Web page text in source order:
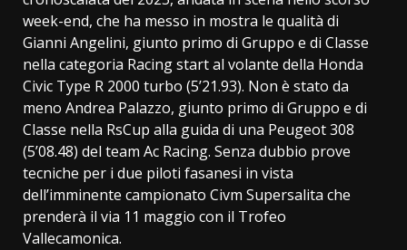
week-end, che ha messo in mostra le qualità di
Gianni Angelini, giunto primo di Gruppo e di Classe
nella categoria Racing start al volante della Honda
Civic Type R 2000 turbo (5’21.93). Non è stato da
meno Andrea Palazzo, giunto primo di Gruppo e di
Classe nella RsCup alla guida di una Peugeot 308
(5’08.48) del team Ac Racing. Senza dubbio prove
tecniche per i due piloti fasanesi in vista
dell’imminente campionato Civm Supersalita che
prenderà il via 11 maggio con il Trofeo
Vallecamonica.